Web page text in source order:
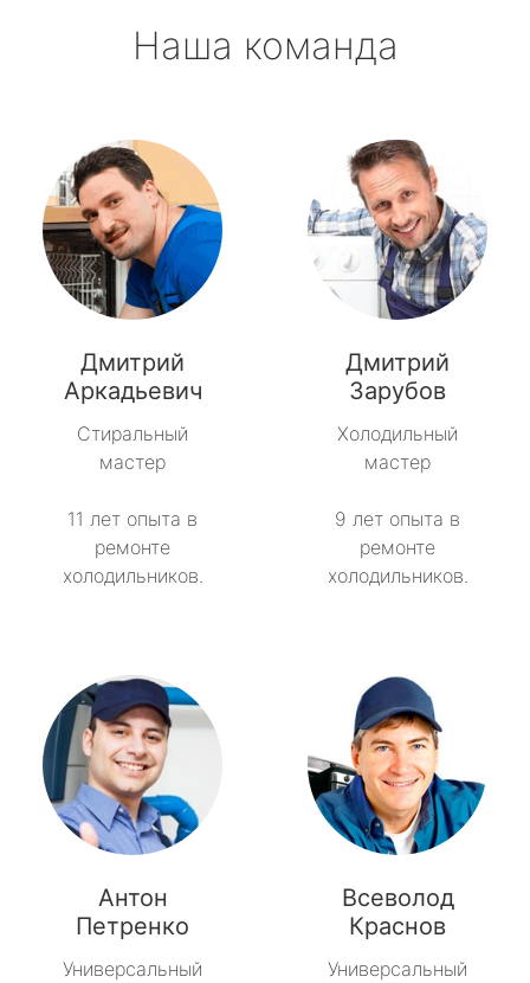
Наша команда
Дмитрий
Аркадьевич
Стиральный
мастер
11 лет опыта в
ремонте
холодильников.
Дмитрий
Зарубов
Холодильный
мастер
9 лет опыта в
ремонте
холодильников.
Антон
Петренко
Универсальный
Всеволод
Краснов
Универсальный